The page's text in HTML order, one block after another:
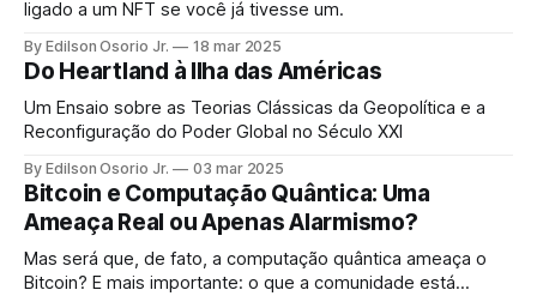
ligado a um NFT se você já tivesse um.
By Edilson Osorio Jr. 18 mar 2025
Do Heartland à Ilha das Américas
Um Ensaio sobre as Teorias Clássicas da Geopolítica e a
Reconfiguração do Poder Global no Século XXI
By Edilson Osorio Jr. 03 mar 2025
Bitcoin e Computação Quântica: Uma
Ameaça Real ou Apenas Alarmismo?
Mas será que, de fato, a computação quântica ameaça o
Bitcoin? E mais importante: o que a comunidade está